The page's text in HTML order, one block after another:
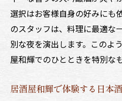
選択はお客様自身の好みにも
のスタッフは、料理に最適な
別な夜を演出します。このよ
屋和輝でのひとときを特別な
居酒屋和輝で体験する日本